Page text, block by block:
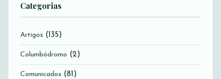
Categorias
Artigos (135)
Columbódromo (2)
Comunicados (81)